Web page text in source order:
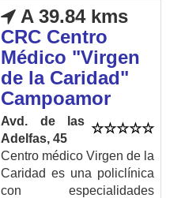
A 39.84 kms
CRC Centro
Médico "Virgen
de la Caridad"
Campoamor
Avd. de las
Adelfas, 45
Centro médico Virgen de la
Caridad es una policlínica
con especialidades